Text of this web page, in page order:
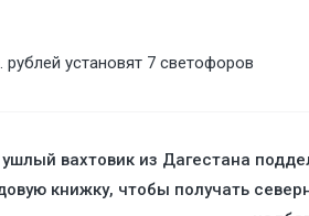
установят 7 светофоров
вахтовик из Дагестана
книжку, чтобы получать